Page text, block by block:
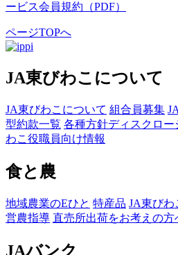
ービス会員規約（PDF）
ページTOPへ
JA東びわこについて
JA東びわこについて 組合員募集
型約款一覧 各種方針ディスクロ
わこ役職員向け情報
食と農
地域農業のEひと 特産品 JA東びわ
営農指導 直売所出荷をお考えの方
JAバンク